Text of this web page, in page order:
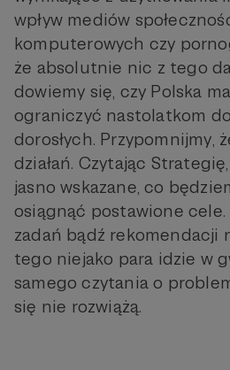
wpływ mediów
komputerowych czy
że absolutnie nic z tego
dowiemy się, czy Polska
ograniczyć nastolatkom
dorosłych. Przypomnijmy,
działań. Czytając
jasno wskazane, co
osiągnąć postawione
zadań bądź rekomendacji
tego niejako para idzie w
samego czytania o
się nie rozwiążą.